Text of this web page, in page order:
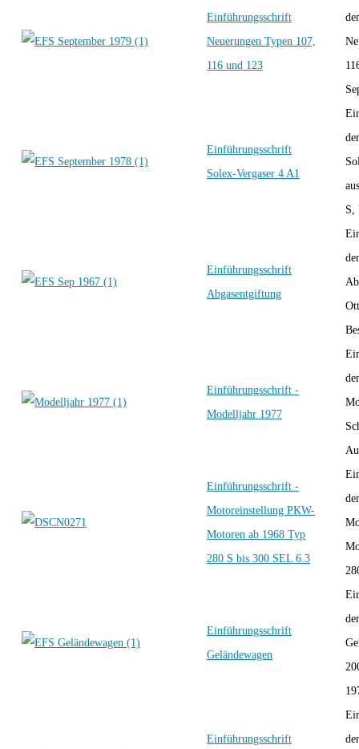
Einführungsschrift
Neuerungen Typen 107,
116 und 123
Einführungsschrift
Solex-Vergaser 4 A1
S,
Einführungsschrift
Abgasentgiftung
Einführungsschrift -
Modelljahr 1977
Einführungsschrift -
Motoreinstellung PKW-
Motoren ab 1968 Typ
280 S bis 300 SEL 6.3
Einführungsschrift
Geländewagen
Einführungsschrift